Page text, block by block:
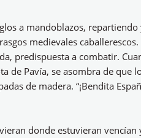
a mandoblazos,
medievales
predispuesta a combatir.
de Pavía, se asombra de que
de madera. “¡Bendita
donde estuvieran